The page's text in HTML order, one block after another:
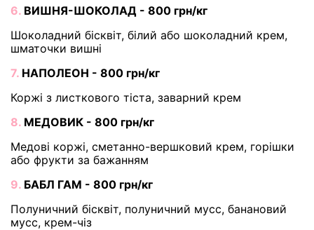
6. ВИШНЯ-ШОКОЛАД - 800 грн/кг
Шоколадний бісквіт, білий або шоколадний крем,
шматочки вишні
7. НАПОЛЕОН - 800 грн/кг
Коржі з листкового тіста, заварний крем
8. МЕДОВИК - 800 грн/кг
Медові коржі, сметанно-вершковий крем, горішки
або фрукти за бажанням
9. БАБЛ ГАМ - 800 грн/кг
Полуничний бісквіт, полуничний мусс, банановий
мусс, крем-чіз